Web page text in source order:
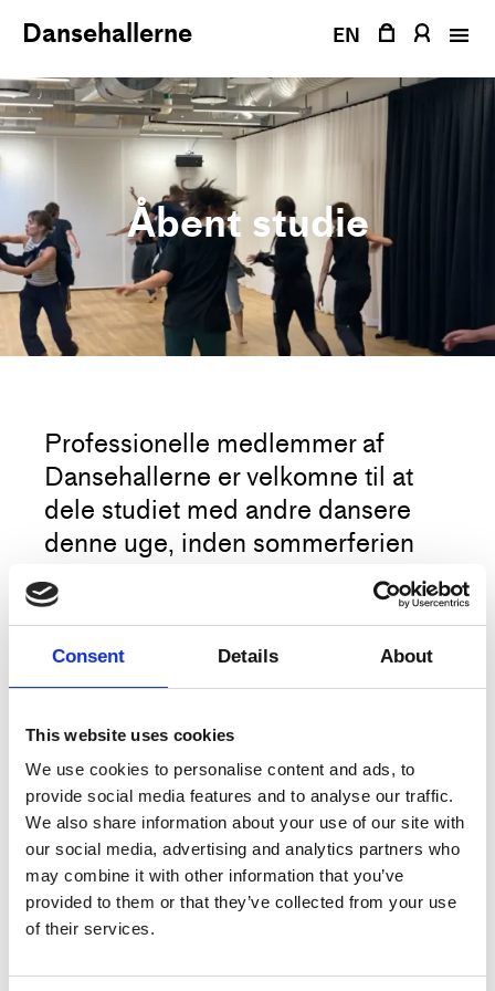
Consent Details About
This website uses cookies
We use cookies to personalise content and ads, to
provide social media features and to analyse our traffic.
We also share information about your use of our site with
our social media, advertising and analytics partners who
may combine it with other information that you’ve
provided to them or that they’ve collected from your use
of their services.
Dansehallerne EN
Åbent studie
Professionelle medlemmer af
Dansehallerne er velkomne til at
dele studiet med andre dansere
denne uge, inden sommerferien
begynder.
Vis venligst hensyn til de andre
dansere, der bruger rummet, og
musik eller ej.
Book din billet som sædvanligt,
scan ind, og start
morgentræningen i dit eget tempo.
Klasserne afholdes I Studio 4 på
Dansehallerne, Franciska Clausens
Mere
Titel
Åbent studie
Type
Dato
8.–12.6.2026, 10:00